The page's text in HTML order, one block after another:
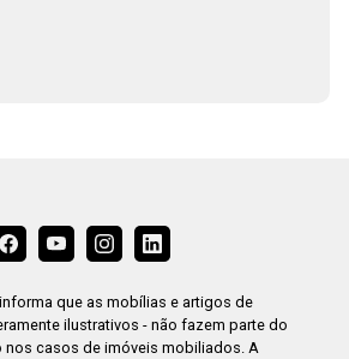
que as mobílias e artigos de
ilustrativos - não fazem parte do
nos casos de imóveis mobiliados. A